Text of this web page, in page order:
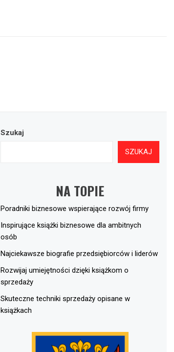
Szukaj
SZUKAJ
NA TOPIE
Poradniki biznesowe wspierające rozwój firmy
Inspirujące książki biznesowe dla ambitnych
osób
Najciekawsze biografie przedsiębiorców i liderów
Rozwijaj umiejętności dzięki książkom o
sprzedaży
Skuteczne techniki sprzedaży opisane w
książkach